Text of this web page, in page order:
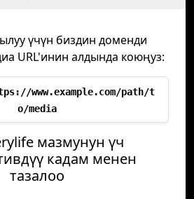
үчүн биздин доменди
URL'инин алдында коюңуз:
www.example.com/path/t
o/media
мазмунун үч
кадам менен
тазалоо